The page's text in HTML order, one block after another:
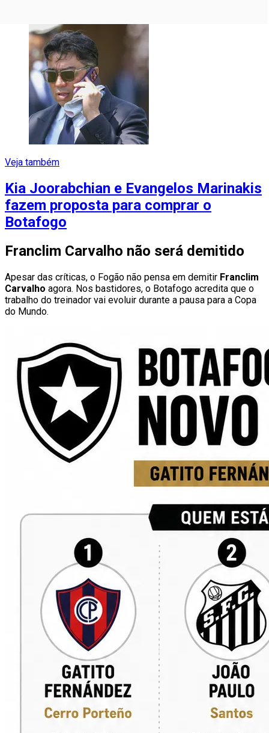
Veja também
Kia Joorabchian e Evangelos Marinakis
fazem proposta para comprar o
Botafogo
Franclim Carvalho não será demitido
Apesar das críticas, o Fogão não pensa em demitir Franclim
Carvalho agora. Nos bastidores, o Botafogo acredita que o
trabalho do treinador vai evoluir durante a pausa para a Copa
do Mundo.